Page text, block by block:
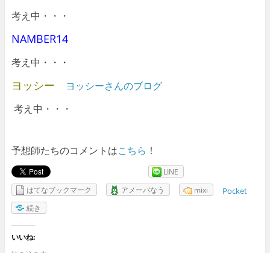
考え中・・・
NAMBER14
考え中・・・
ヨッシー
ヨッシーさんのブログ
考え中・・・
予想師たちのコメントはこちら ！
LINE
はてなブックマーク
アメーバなう mixi Pocket
続き
いいね: